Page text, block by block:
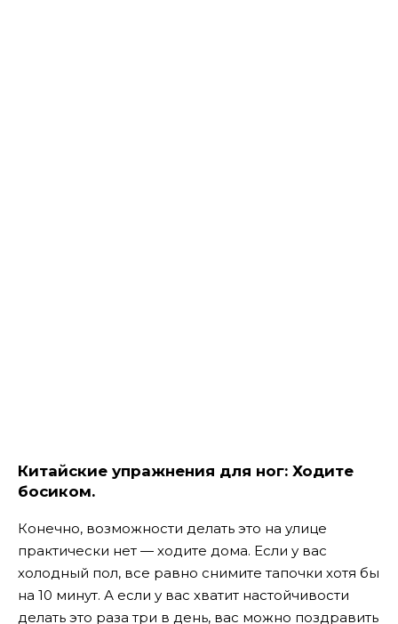
Китайские упражнения для ног: Ходите
босиком.
Конечно, возможности делать это на улице
практически нет — ходите дома. Если у вас
холодный пол, все равно снимите тапочки хотя бы
на 10 минут. А если у вас хватит настойчивости
делать это раза три в день, вас можно поздравить